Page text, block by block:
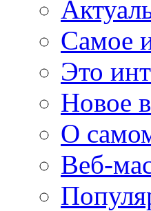
Самое
Это
Новое
О
Веб-